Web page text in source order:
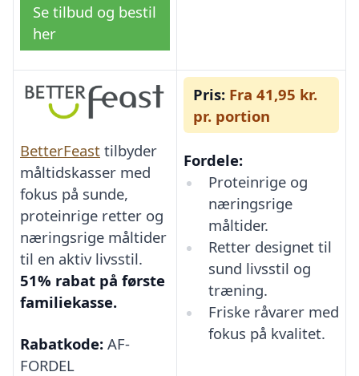
Se tilbud og bestil
her
BetterFeast tilbyder
måltidskasser med
fokus på sunde,
proteinrige retter og
næringsrige måltider
til en aktiv livsstil.
51% rabat på første
familiekasse.
Rabatkode: AF-
FORDEL
Pris: Fra 41,95 kr.
pr. portion
Fordele:
Proteinrige og
næringsrige
måltider.
Retter designet til
sund livsstil og
træning.
Friske råvarer med
fokus på kvalitet.